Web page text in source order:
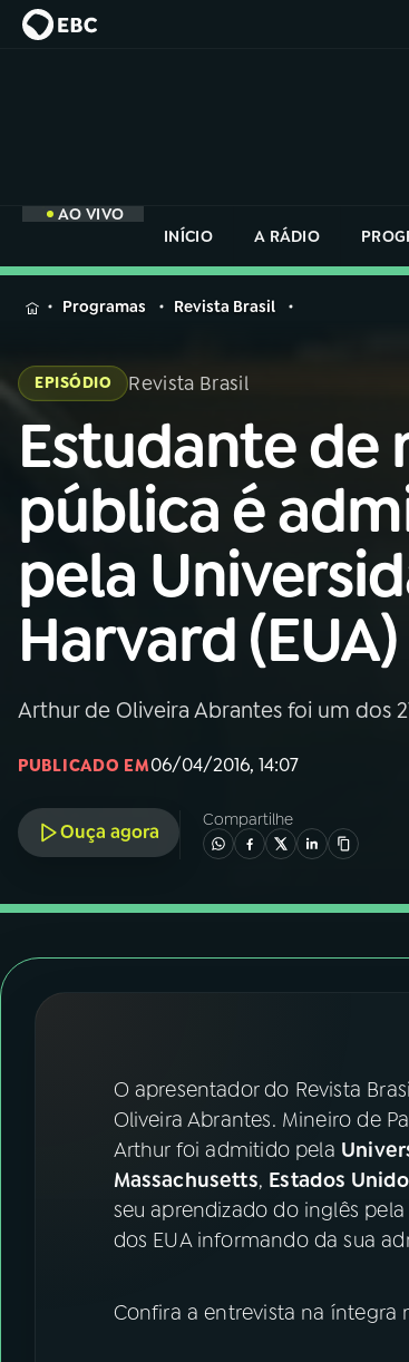
AO VIVO
INÍCIO
A RÁDIO
MENU
Buscar
na
Rádio
Nacional
AO VIVO
01 INÍCIO
02A RÁDIO
03PROGRAMAÇÃO
05PODCASTS
FESTIVAL DE MÚSICA
ACOMPANHE A RÁDIO NACIONAL
Instagram X
na
Rádio
Programas Revista Brasil
EPISÓDIO Revista Brasil
Estudante de
pública é
pela
Harvard (EUA)
Arthur de Oliveira Abrantes foi um dos
PUBLICADO EM06/04/2016, 14:07
Ouça agora
Compartilhe
O apresentador do Revista
Oliveira Abrantes. Mineiro de
Arthur foi admitido pela
Massachusetts, Estados
seu aprendizado do inglês
dos EUA informando da sua
Confira a entrevista na íntegra